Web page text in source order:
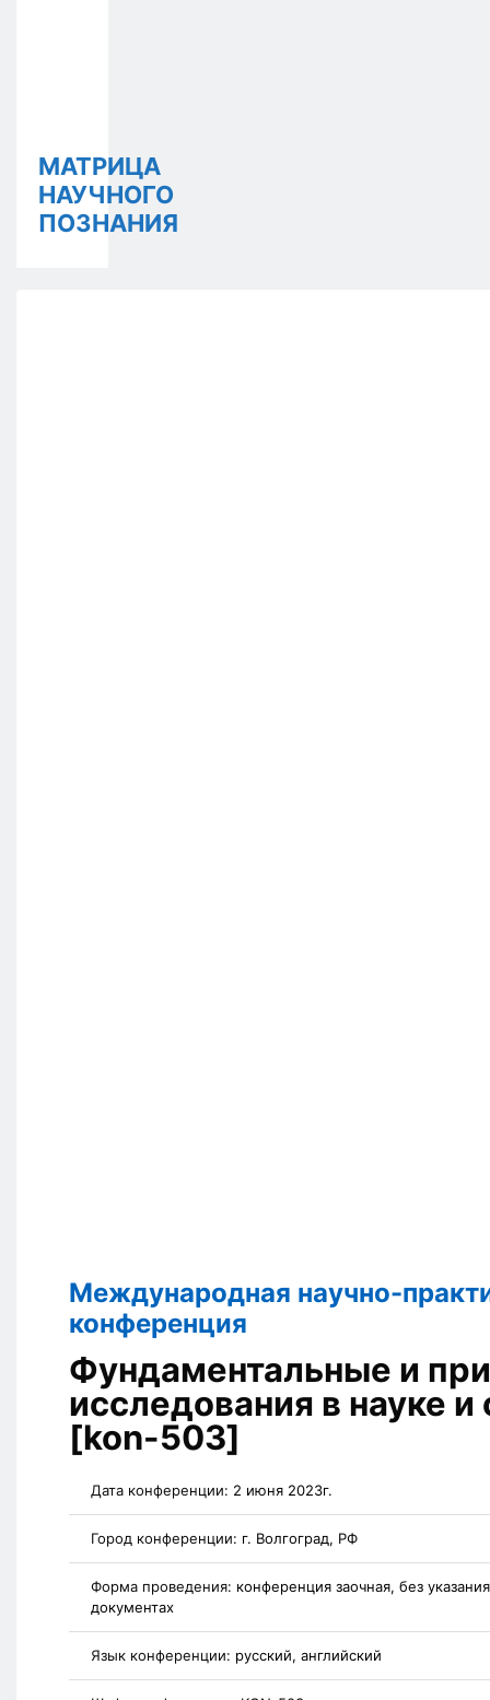
МАТРИЦА
НАУЧНОГО
ПОЗНАНИЯ
Международная научно-
конференция
Фундаментальные и
исследования в науке и
[kon-503]
Дата конференции: 2 июня 2023г.
Город конференции: г. Волгоград, РФ
Форма проведения: конференция заочная, без
документах
Язык конференции: русский, английский